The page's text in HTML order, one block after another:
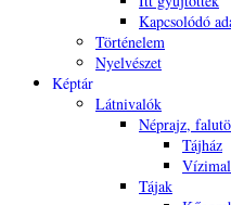
Kapcsolódó
Történelem
Nyelvészet
Képtár
Látnivalók
Néprajz,
Tájház
Tájak